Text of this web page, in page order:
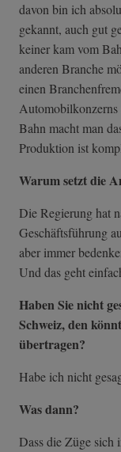
davon bin ich
gekannt, auch gut
keiner kam vom
anderen Branche
einen
Bahn macht man
Produktion ist
Warum setzt die
Die Regierung hat
Geschäftsführung
aber immer
Und das geht
Haben Sie nicht
Schweiz, den
übertragen?
Habe ich nicht
Was dann?
Dass die Züge sich